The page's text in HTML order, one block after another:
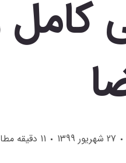
27 شهریور 1399 11 دقیقه